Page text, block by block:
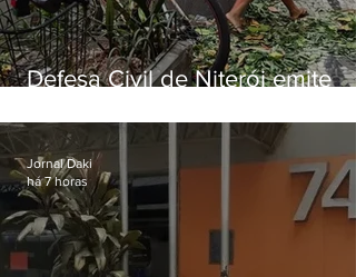
Defesa Civil de Niterói emite
sexta-feira (07)
Jornal Daki
há 7 horas